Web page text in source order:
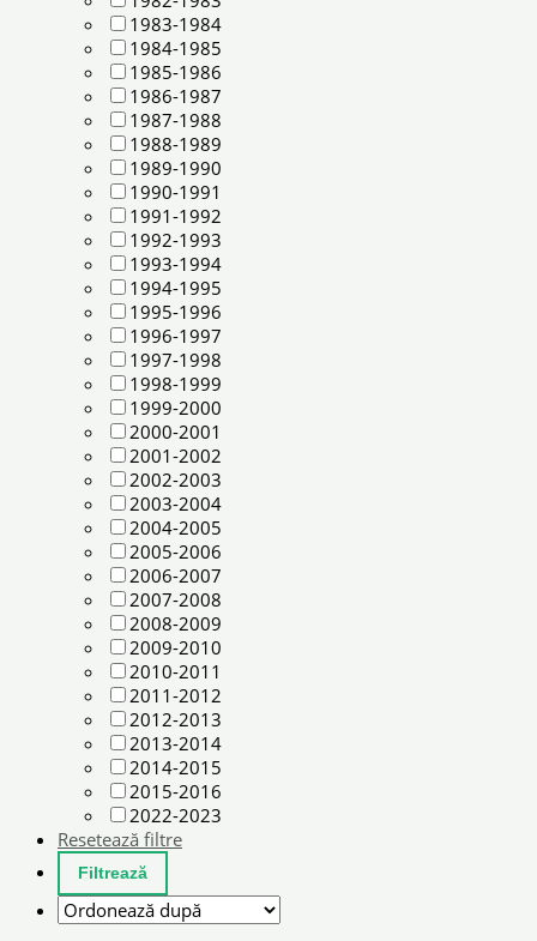
1983-1984
1984-1985
1985-1986
1986-1987
1987-1988
1988-1989
1989-1990
1990-1991
1991-1992
1992-1993
1993-1994
1994-1995
1995-1996
1996-1997
1997-1998
1998-1999
1999-2000
2000-2001
2001-2002
2002-2003
2003-2004
2004-2005
2005-2006
2006-2007
2007-2008
2008-2009
2009-2010
2010-2011
2011-2012
2012-2013
2013-2014
2014-2015
2015-2016
2022-2023
Resetează filtre